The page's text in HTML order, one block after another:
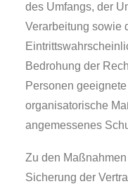
des Umfangs, der
Verarbeitung sowie
Bedrohung der
Personen
organisatorische
angemessenes
Zu den
Sicherung der